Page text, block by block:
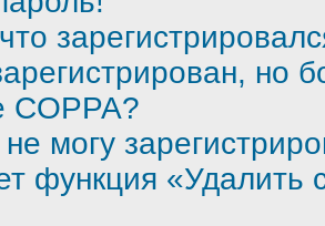
но
COPPA?
могу
функция «Удалить